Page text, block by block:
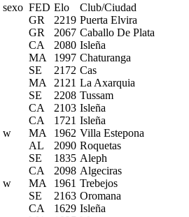
sexo FED Elo Club/Ciudad
GR 2219 Puerta Elvira
GR 2067 Caballo De Plata
CA 2080 Isleña
MA 1997 Chaturanga
SE 2172 Cas
MA 2121 La Axarquia
SE 2208 Tussam
CA 2103 Isleña
CA 1721 Isleña
w MA 1962 Villa Estepona
AL 2090 Roquetas
SE 1835 Aleph
CA 2098 Algeciras
w MA 1961 Trebejos
SE 2163 Oromana
CA 1629 Isleña